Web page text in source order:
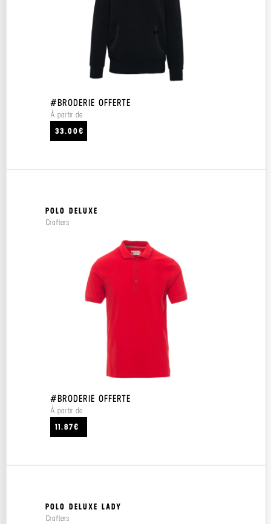
#BRODERIE OFFERTE
À partir de
33.00€
POLO DELUXE
Crafters
#BRODERIE OFFERTE
À partir de
11.87€
POLO DELUXE LADY
Crafters